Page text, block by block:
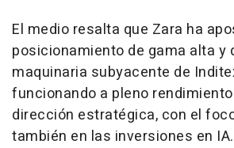
El medio resalta que Zara ha
posicionamiento de gama alta y
maquinaria subyacente de
funcionando a pleno
dirección estratégica, con el
también en las inversiones en IA.